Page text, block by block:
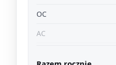
OC
AC